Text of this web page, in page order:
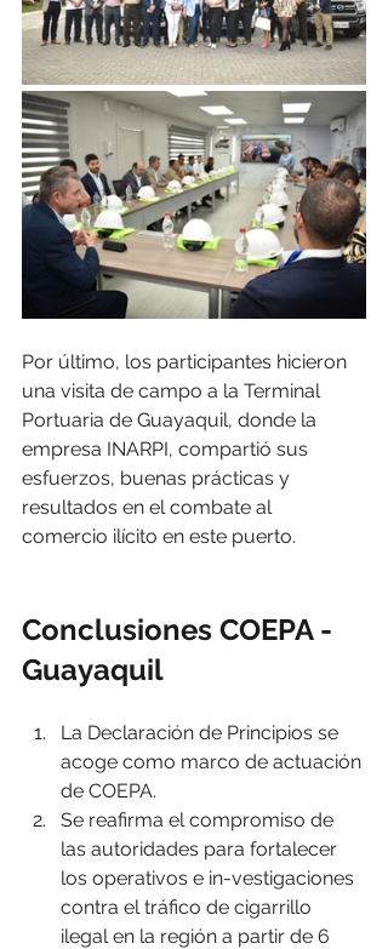
Por último, los participantes hicieron
una visita de campo a la Terminal
Portuaria de Guayaquil, donde la
empresa INARPI, compartió sus
esfuerzos, buenas prácticas y
resultados en el combate al
comercio ilícito en este puerto.
Conclusiones COEPA -
Guayaquil
La Declaración de Principios se
acoge como marco de actuación
de COEPA.
Se reafirma el compromiso de
las autoridades para fortalecer
los operativos e in-vestigaciones
contra el tráfico de cigarrillo
ilegal en la región a partir de 6